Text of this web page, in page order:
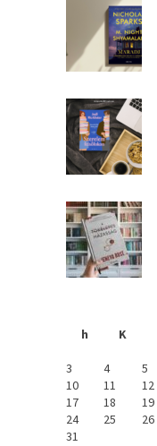
h
K
3
4 5
10
11 12
17
18 19
24
25 26
31